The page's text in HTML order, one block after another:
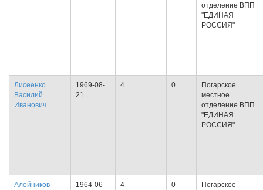
отделение ВПП
"ЕДИНАЯ
РОССИЯ"
Лисеенко
Василий
Иванович
1969-08-
21
4 0
Погарское
местное
отделение ВПП
"ЕДИНАЯ
РОССИЯ"
Алейников
1964-06-
4 0
Погарское